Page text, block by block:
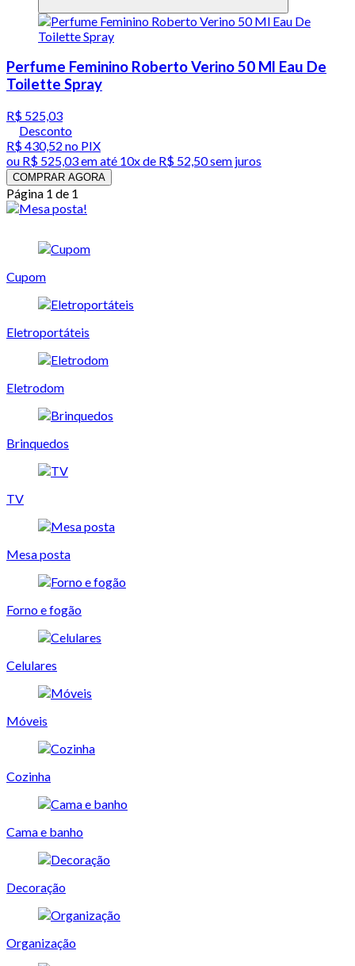
Perfume Feminino Roberto Verino 50 Ml Eau De
Toilette Spray
R$ 525,03
Desconto
R$ 430,52 no PIX
ou R$ 525,03em até 10x de R$ 52,50 sem juros
COMPRAR AGORA
Página 1 de 1
Cupom
Eletroportáteis
Eletrodom
Brinquedos
TV
Mesa posta
Forno e fogão
Celulares
Móveis
Cozinha
Cama e banho
Decoração
Organização